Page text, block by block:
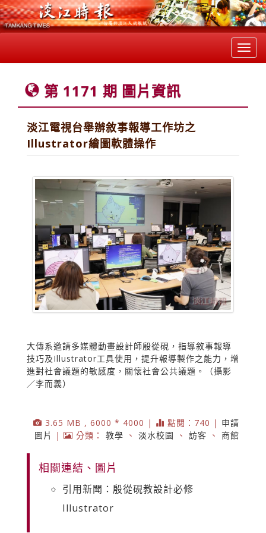
第 1171 期 圖片資訊
淡江電視台舉辦敘事報導工作坊之
Illustrator繪圖軟體操作
大傳系邀請多媒體動畫設計師殷從硯，指導敘事報導
技巧及Illustrator工具使用，提升報導製作之能力，增
進對社會議題的敏感度，關懷社會公共議題。（攝影
／李而義）
3.65 MB , 6000 * 4000 | 點閱：740 | 申請
圖片
| 分類： 教學 、 淡水校園 、 訪客 、 商館
相關連結、圖片
引用新聞：殷從硯教設計必修
Illustrator